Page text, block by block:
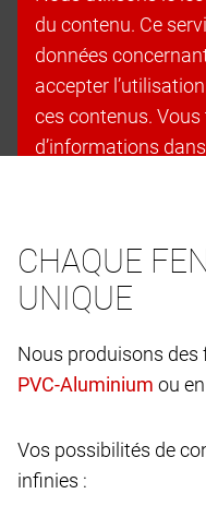
du contenu. Ce
données
accepter
ces contenus.
d’informations
Accepter
CHAQUE
UNIQUE
Nous produisons des
ou en
Vos possibilités de
infinies :